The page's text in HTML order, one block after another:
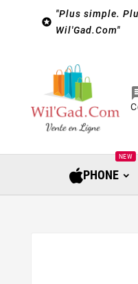

"Plus simple.
Wil'Gad.Com"
PHONE
NEW